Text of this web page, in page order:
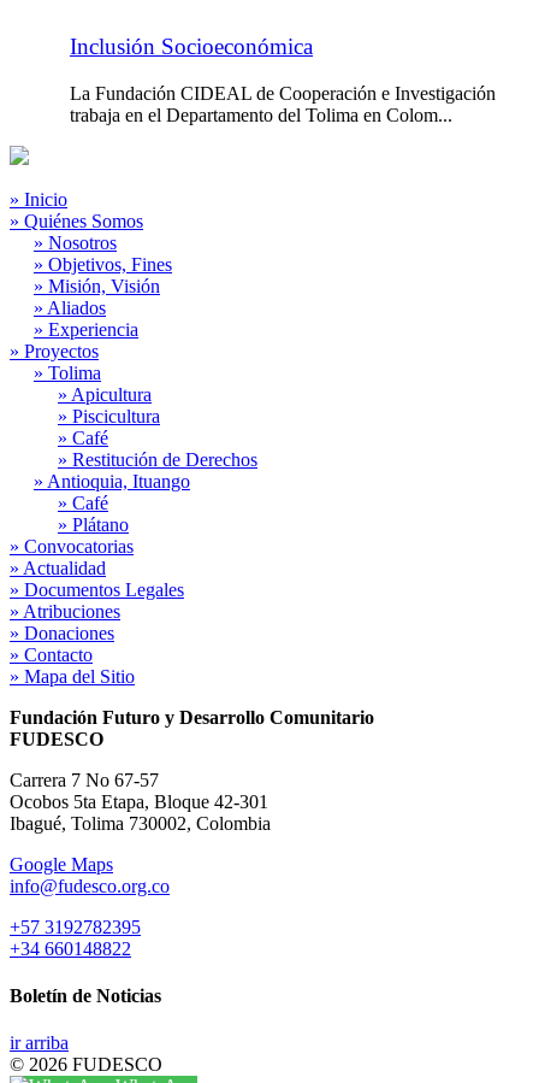
Inclusión Socioeconómica
La Fundación CIDEAL de Cooperación e Investigación
trabaja en el Departamento del Tolima en Colom...
» Inicio
» Quiénes Somos
» Nosotros
» Objetivos, Fines
» Misión, Visión
» Aliados
» Experiencia
» Proyectos
» Tolima
» Apicultura
» Piscicultura
» Café
» Restitución de Derechos
» Antioquia, Ituango
» Café
» Plátano
» Convocatorias
» Actualidad
» Documentos Legales
» Atribuciones
» Donaciones
» Contacto
» Mapa del Sitio
Fundación Futuro y Desarrollo Comunitario
FUDESCO
Carrera 7 No 67-57
Ocobos 5ta Etapa, Bloque 42-301
Ibagué, Tolima 730002, Colombia
Google Maps
info@fudesco.org.co
+57 3192782395
+34 660148822
Boletín de Noticias
ir arriba
© 2026 FUDESCO